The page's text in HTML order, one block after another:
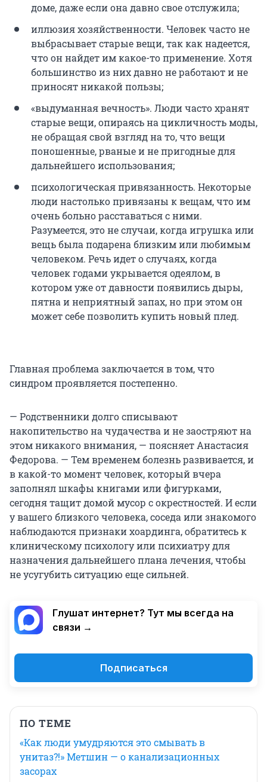
доме, даже если она давно свое отслужила;
иллюзия хозяйственности. Человек часто не
выбрасывает старые вещи, так как надеется,
что он найдет им какое-то применение. Хотя
большинство из них давно не работают и не
приносят никакой пользы;
«выдуманная вечность». Люди часто хранят
старые вещи, опираясь на цикличность моды,
не обращая свой взгляд на то, что вещи
поношенные, рваные и не пригодные для
дальнейшего использования;
психологическая привязанность. Некоторые
люди настолько привязаны к вещам, что им
очень больно расставаться с ними.
Разумеется, это не случаи, когда игрушка или
вещь была подарена близким или любимым
человеком. Речь идет о случаях, когда
человек годами укрывается одеялом, в
котором уже от давности появились дыры,
пятна и неприятный запах, но при этом он
может себе позволить купить новый плед.
Главная проблема заключается в том, что
синдром проявляется постепенно.
— Родственники долго списывают
накопительство на чудачества и не заостряют на
этом никакого внимания, — поясняет Анастасия
Федорова. — Тем временем болезнь развивается, и
в какой-то момент человек, который вчера
заполнял шкафы книгами или фигурками,
сегодня тащит домой мусор с окрестностей. И если
у вашего близкого человека, соседа или знакомого
наблюдаются признаки хоардинга, обратитесь к
клиническому психологу или психиатру для
назначения дальнейшего плана лечения, чтобы
не усугубить ситуацию еще сильней.
Глушат интернет? Тут мы всегда на
связи →
Подписаться
ПО ТЕМЕ
«Как люди умудряются это смывать в
унитаз?!» Метшин — о канализационных
засорах